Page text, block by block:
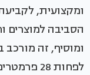
ומקצועית,
הסביבה למוצרים
ומוסיף, זה
לפחות